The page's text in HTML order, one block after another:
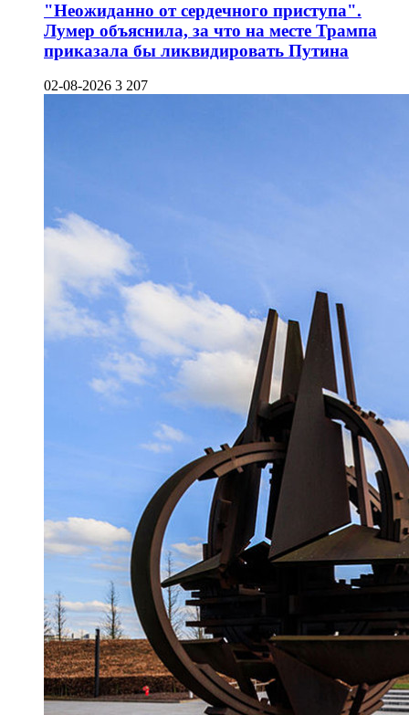
"Неожиданно от сердечного приступа".
Лумер объяснила, за что на месте Трампа
приказала бы ликвидировать Путина
02-08-2026 3 207